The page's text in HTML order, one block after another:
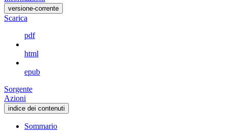
versione-corrente
Scarica
pdf
html
epub
Sorgente
Azioni
indice dei contenuti
Sommario